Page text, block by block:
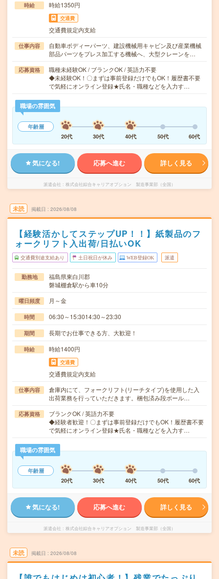
時給 時給1350円
交通費
交通費規定内支給
仕事内容
自動車ボディーパーツ、建設機械用キャビン及び産業機械
部品パーツをプレス加工する機械へ、大型クレーンを…
応募資格
職種未経験OK / ブランクOK / 英語力不要
◆未経験OK！〇まずは事前登録だけでもOK！履歴書不要
で気軽にオンライン登録★氏名・職種などを入力す…
職場の雰囲気
年齢層
20代
30代 40代 50代 60代
気になる! 応募へ進む 詳しく見る
派遣会社 株式会社綜合キャリアオプション 製造事業部（全国）
未読 掲載日 2026/08/08
【経験活かしてステップUP！！】紙製品のフ
ォークリフト入出荷/日払いOK
交通費別途支給あり 土日祝日が休み WEB登録OK 派遣
勤務地
福島県東白川郡
磐城棚倉駅から車10分
曜日頻度 月～金
時間 06:30～15:3014:30～23:30
期間 長期でお仕事できる方、大歓迎！
時給 時給1400円
交通費
交通費規定内支給
仕事内容
倉庫内にて、フォークリフト(リーチタイプ)を使用した入
出荷業務を行っていただきます。梱包済み段ボール…
応募資格
ブランクOK / 英語力不要
◆経験者歓迎！〇まずは事前登録だけでもOK！履歴書不要
で気軽にオンライン登録★氏名・職種などを入力す…
職場の雰囲気
年齢層
20代
30代 40代 50代 60代
気になる! 応募へ進む 詳しく見る
派遣会社 株式会社綜合キャリアオプション 製造事業部（全国）
未読 掲載日 2026/08/08